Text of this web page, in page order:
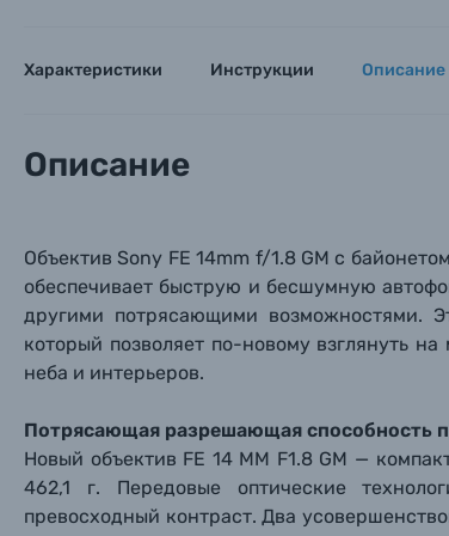
Каталог товаров
Пленочные фотоаппараты
Характеристики Инструкции Описание
Описание
Объектив Sony FE 14mm f/1.8 GM с
обеспечивает быструю и бесшумную
другими потрясающими возможностями.
который позволяет по-новому взглянуть
неба и интерьеров.
Потрясающая разрешающая способность
Новый объектив FE 14 ММ F1.8 GM —
462,1 г. Передовые оптические
превосходный контраст. Два